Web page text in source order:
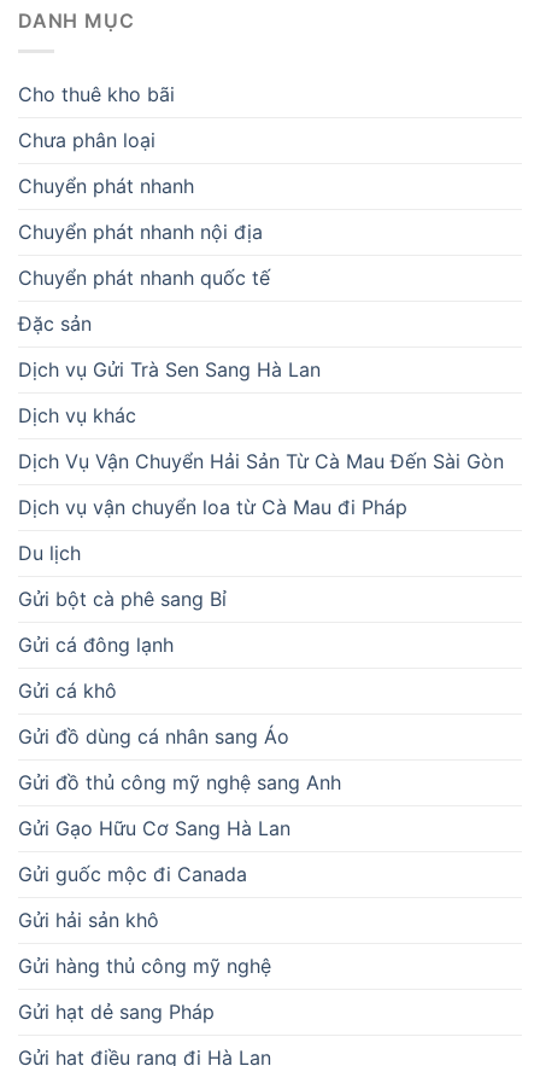
DANH MỤC
Cho thuê kho bãi
Chưa phân loại
Chuyển phát nhanh
Chuyển phát nhanh nội địa
Chuyển phát nhanh quốc tế
Đặc sản
Dịch vụ Gửi Trà Sen Sang Hà Lan
Dịch vụ khác
Dịch Vụ Vận Chuyển Hải Sản Từ Cà Mau Đến Sài Gòn
Dịch vụ vận chuyển loa từ Cà Mau đi Pháp
Du lịch
Gửi bột cà phê sang Bỉ
Gửi cá đông lạnh
Gửi cá khô
Gửi đồ dùng cá nhân sang Áo
Gửi đồ thủ công mỹ nghệ sang Anh
Gửi Gạo Hữu Cơ Sang Hà Lan
Gửi guốc mộc đi Canada
Gửi hải sản khô
Gửi hàng thủ công mỹ nghệ
Gửi hạt dẻ sang Pháp
Gửi hạt điều rang đi Hà Lan